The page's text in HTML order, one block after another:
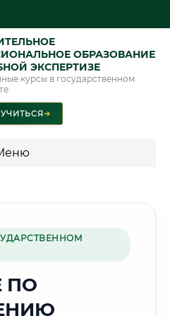
ОБРАЗОВАНИЕ
ЭКСПЕРТИЗЕ
курсы в государственном
➜
"Судебная экспертиза"
"Экспертиза"
ПО